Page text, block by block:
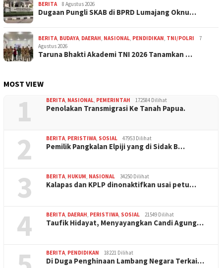
BERITA 8 Agustus 2026
Dugaan Pungli SKAB di BPRD Lumajang Oknu…
BERITA, BUDAYA, DAERAH, NASIONAL, PENDIDIKAN, TNI/POLRI
7
Agustus 2026
Taruna Bhakti Akademi TNI 2026 Tanamkan …
MOST VIEW
1 BERITA, NASIONAL, PEMERINTAH 172584 Dilihat
Penolakan Transmigrasi Ke Tanah Papua.
2 BERITA, PERISTIWA, SOSIAL 47953 Dilihat
Pemilik Pangkalan Elpiji yang di Sidak B…
3 BERITA, HUKUM, NASIONAL 34250 Dilihat
Kalapas dan KPLP dinonaktifkan usai petu…
4 BERITA, DAERAH, PERISTIWA, SOSIAL 21549 Dilihat
Taufik Hidayat, Menyayangkan Candi Agung…
BERITA, PENDIDIKAN 18221 Dilihat
Di Duga Penghinaan Lambang Negara Terkai…